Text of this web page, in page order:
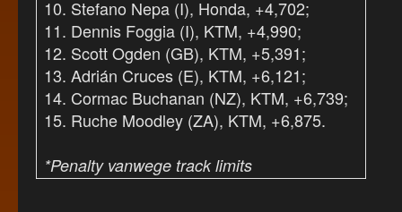
10. Stefano Nepa (I), Honda, +4,702;
11. Dennis Foggia (I), KTM, +4,990;
12. Scott Ogden (GB), KTM, +5,391;
13. Adrián Cruces (E), KTM, +6,121;
14. Cormac Buchanan (NZ), KTM, +6,739;
15. Ruche Moodley (ZA), KTM, +6,875.
*Penalty vanwege track limits